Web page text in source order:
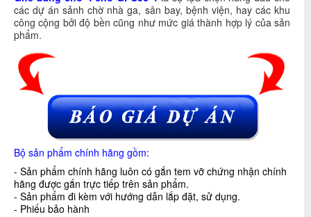
các dự án sảnh chờ nhà ga, sân bay, bệnh viện, hay các khu
công cộng bởi độ bền cũng như mức giá thành hợp lý của sản
phẩm.
Bộ sản phẩm chính hãng gồm:
- Sản phẩm chính hãng luôn có gắn tem vỡ chứng nhận chính
hãng được gắn trực tiếp trên sản phẩm.
- Sản phẩm đi kèm với hướng dẫn lắp đặt, sử dụng.
- Phiếu bảo hành